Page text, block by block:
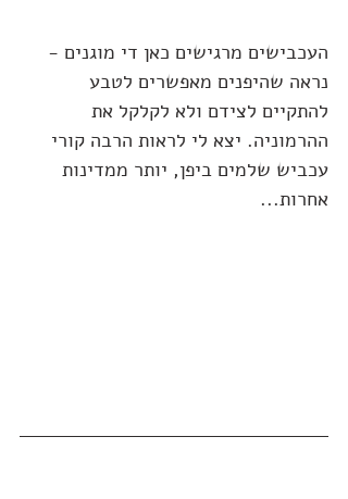
העכבישים מרגישים כאן די מוגנים -
נראה שהיפנים מאפשרים לטבע
להתקיים לצידם ולא לקלקל את
ההרמוניה. יצא לי לראות הרבה קורי
עכביש שלמים ביפן, יותר ממדינות
אחרות...